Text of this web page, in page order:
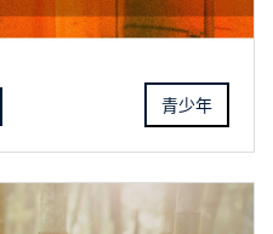
青少年